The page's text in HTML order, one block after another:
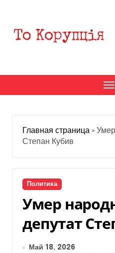
содержанию
Главная страница »
Степан Кубив
Политика
Умер
депутат
Май 18, 2026